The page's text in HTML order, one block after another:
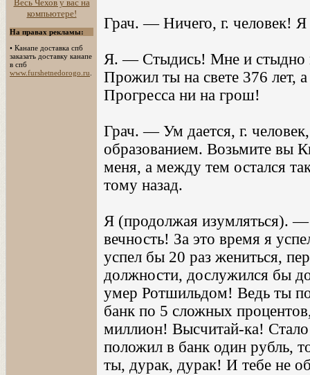
Весь Чехов у вас на
компьютере!
На правах рекламы:
• Канапе доставка спб
заказать доставку канапе
в спб
www.furshetnedorogo.ru
Грач. — Ничего, г. человек! Я
Я. — Стыдись! Мне и стыдно
Прожил ты на свете 376 лет,
Прогресса ни на грош!
Грач. — Ум дается, г.
образованием. Возьмите вы
меня, а между тем остался
тому назад.
Я (продолжая изумляться). —
вечность! За это время я
успел бы 20 раз жениться,
должности, дослужился бы
умер Ротшильдом! Ведь ты
банк по 5 сложных
миллион! Высчитай-ка!
положил в банк один рубль,
ты, дурак, дурак! И тебе не